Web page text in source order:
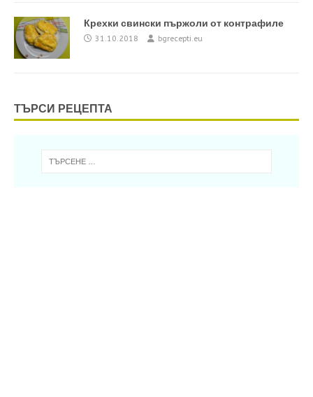
Крехки свински пържоли от контрафиле
31.10.2018 bgrecepti.eu
ТЪРСИ РЕЦЕПТА